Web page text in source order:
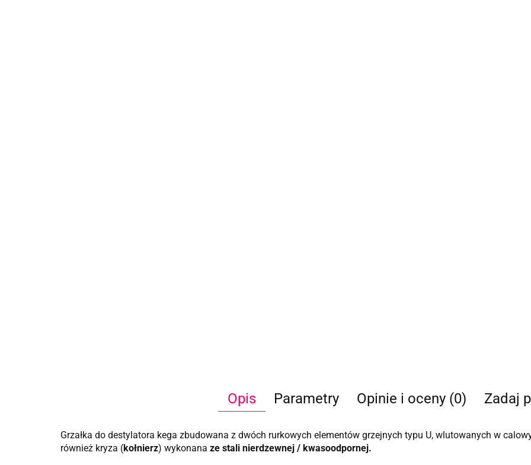
Opis Parametry Opinie i oceny (0) Zadaj
Grzałka do destylatora kega zbudowana z dwóch rurkowych elementów grzejnych typu U, wlutowanych w
również kryza (kołnierz) wykonana ze stali nierdzewnej / kwasoodpornej.